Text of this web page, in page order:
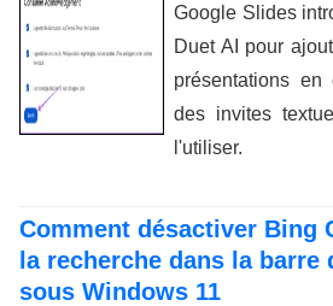
Google Slides
Duet AI pour
présentations en
des invites
l'utiliser.
Comment désactiver Bing
la recherche dans la barre
sous Windows 11